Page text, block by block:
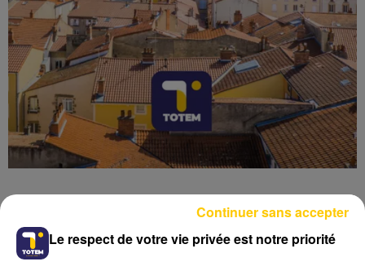
Le respect de votre vie privée est notre priorité
Continuer sans accepter